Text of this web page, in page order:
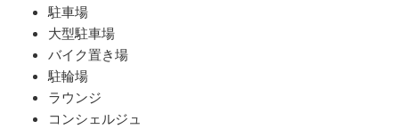
駐車場
大型駐車場
バイク置き場
駐輪場
ラウンジ
コンシェルジュ